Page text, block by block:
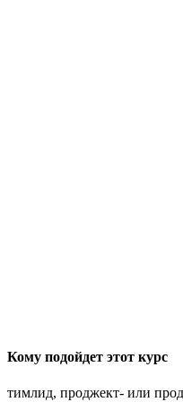
Кому подойдет этот курс
тимлид, проджект- или